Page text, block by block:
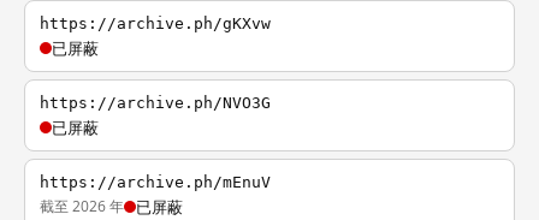
https://archive.ph/gKXvw
已屏蔽
https://archive.ph/NVO3G
已屏蔽
https://archive.ph/mEnuV
截至 2026 年 已屏蔽